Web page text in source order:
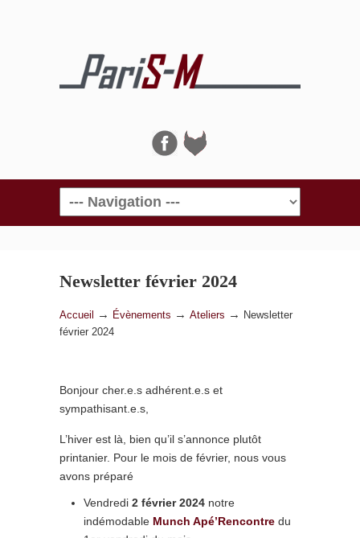
Navigation
Newsletter février 2024
Accueil → Évènements → Ateliers →
Newsletter
février 2024
Bonjour cher.e.s adhérent.e.s et
sympathisant.e.s,
L’hiver est là, bien qu’il s’annonce plutôt
printanier. Pour le mois de février, nous vous
avons préparé
Vendredi 2 février 2024 notre
indémodable Munch Apé’Rencontre du